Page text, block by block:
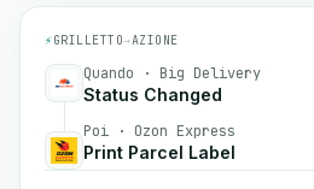
⚡ GRILLETTO→AZIONE
Quando · Big Delivery
Status Changed
Poi · Ozon Express
Print Parcel Label